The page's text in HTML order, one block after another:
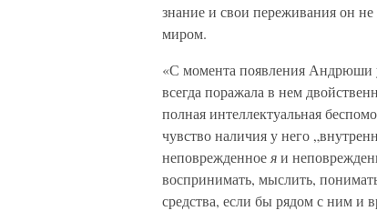
знание и свои переживания он
миром.
«С момента появления Андрюши
всегда поражала в нем
полная интеллектуальная
чувство наличия у него
неповрежденноеяи
воспринимать, мыслить,
средства, если бы рядом с ним и